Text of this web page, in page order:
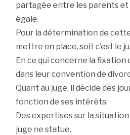
partagée entre les parents et
égale.
Pour la détermination de
mettre en place, soit c’est le
En ce qui concerne la fixation
dans leur convention de
Quant au juge, il décide des
fonction de ses intérêts.
Des expertises sur la
juge ne statue.